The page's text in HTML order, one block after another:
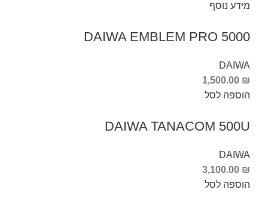
מידע נוסף
DAIWA EMBLEM PRO 5000
DAIWA
1,500.00 ₪
הוספה לסל
DAIWA TANACOM 500U
DAIWA
3,100.00 ₪
הוספה לסל